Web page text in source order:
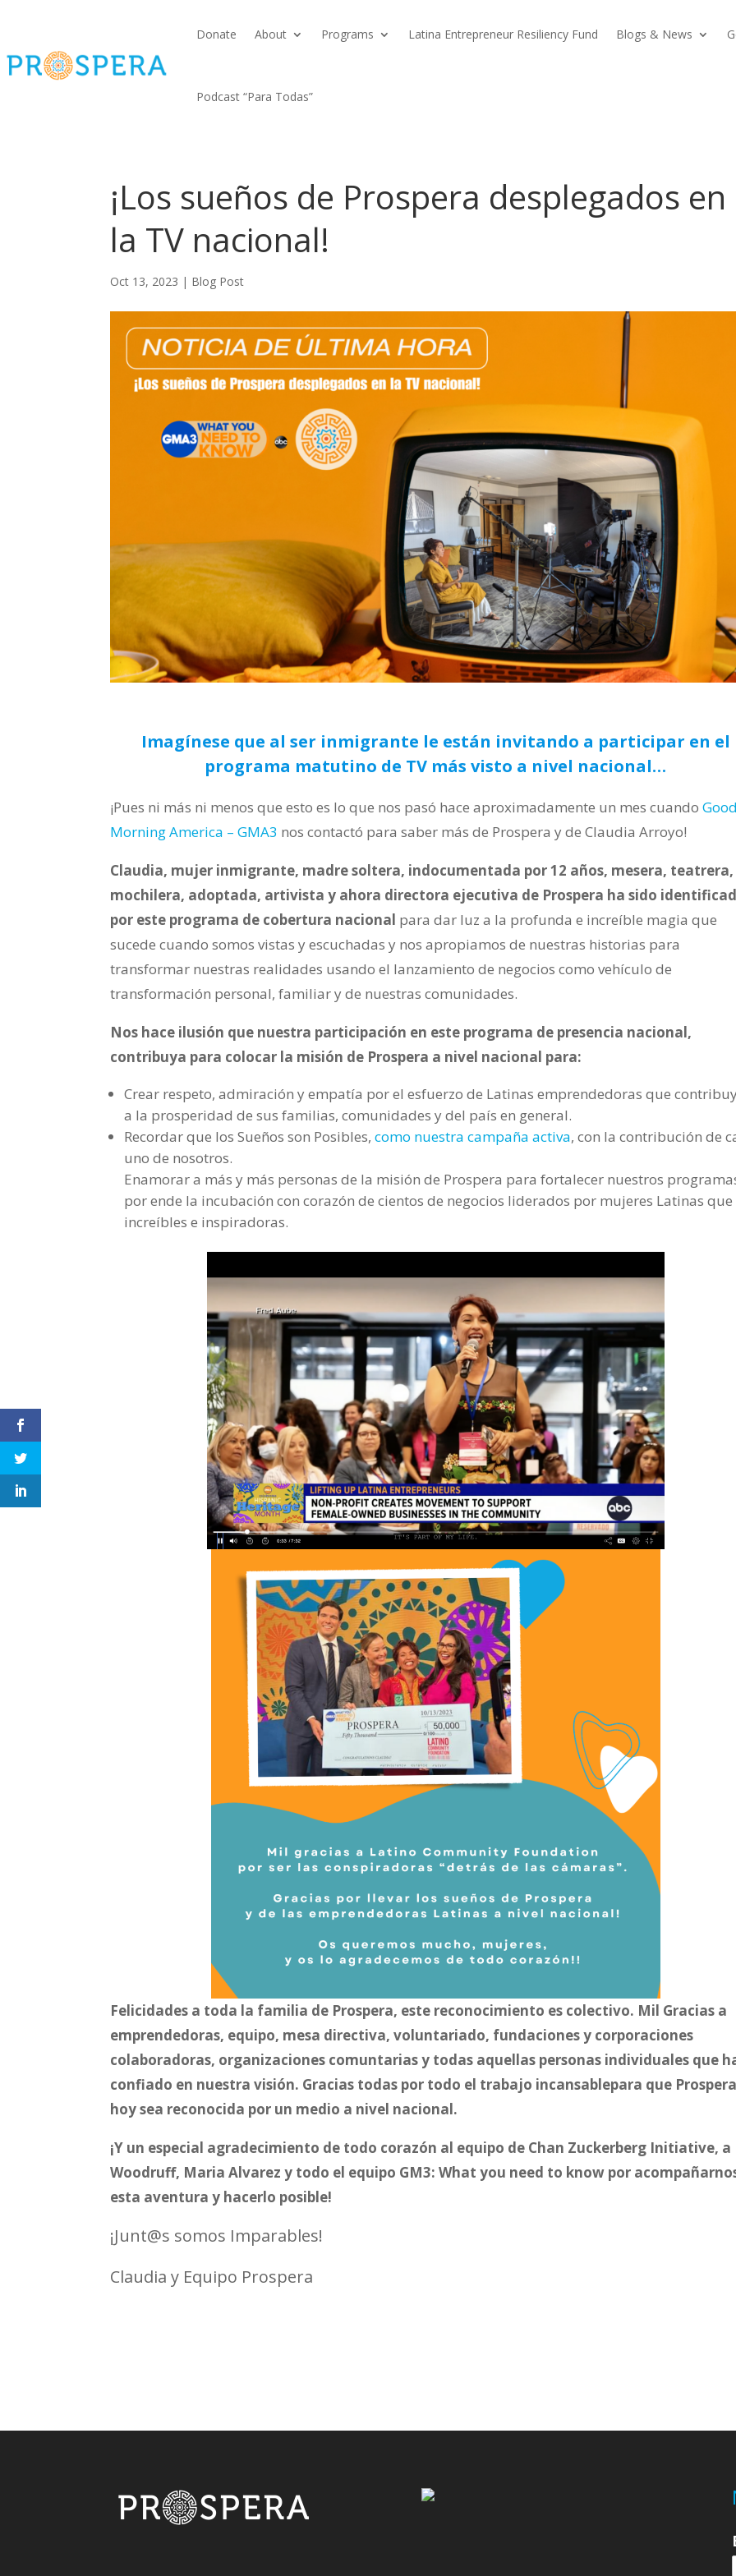
Donate About Programs Latina Entrepreneur Resiliency Fund Blogs & News
Podcast “Para Todas”
¡Los sueños de Prospera desplegados en
la TV nacional!
Oct 13, 2023 | Blog Post
Imagínese que al ser inmigrante le están invitando a participar en el
programa matutino de TV más visto a nivel nacional…
¡Pues ni más ni menos que esto es lo que nos pasó hace aproximadamente un mes cuandoGood
Morning America – GMA3 nos contactó para saber más de Prospera y de Claudia Arroyo!
Claudia, mujer inmigrante, madre soltera, indocumentada por 12 años, mesera, teatrera,
mochilera, adoptada, artivista y ahora directora ejecutiva de Prospera ha sido
por este programa de cobertura nacional para dar luz a la profunda e increíble magia que
sucede cuando somos vistas y escuchadas y nos apropiamos de nuestras historias para
transformar nuestras realidades usando el lanzamiento de negocios como vehículo de
transformación personal, familiar y de nuestras comunidades.
Nos hace ilusión que nuestra participación en este programa de presencia nacional,
contribuya para colocar la misión de Prospera a nivel nacional para:
Crear respeto, admiración y empatía por el esfuerzo de Latinas emprendedoras que
a la prosperidad de sus familias, comunidades y del país en general.
Recordar que los Sueños son Posibles,como nuestra campaña activa, con la contribución de
uno de nosotros.
Enamorar a más y más personas de la misión de Prospera para fortalecer nuestros
por ende la incubación con corazón de cientos de negocios liderados por mujeres Latinas que
increíbles e inspiradoras.
Felicidades a toda la familia de Prospera, este reconocimiento es colectivo. Mil Gracias a
emprendedoras, equipo, mesa directiva, voluntariado, fundaciones y corporaciones
colaboradoras, organizaciones comuntarias y todas aquellas personas individuales que
confiado en nuestra visión. Gracias todas por todo el trabajo incansablepara que Prospera
hoy sea reconocida por un medio a nivel nacional.
¡Y un especial agradecimiento de todo corazón al equipo de Chan Zuckerberg Initiative, a
Woodruff, Maria Alvarez y todo el equipo GM3: What you need to know por
esta aventura y hacerlo posible!
¡Junt@s somos Imparables!
Claudia y Equipo Prospera